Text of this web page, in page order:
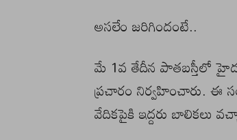
అసలేం జరిగిందంటే..
మే 1వ తేదీన పాతబస్తీలో
ప్రచారం నిర్వహించారు. ఈ
వేదికపైకి ఇద్దరు బాలికలు